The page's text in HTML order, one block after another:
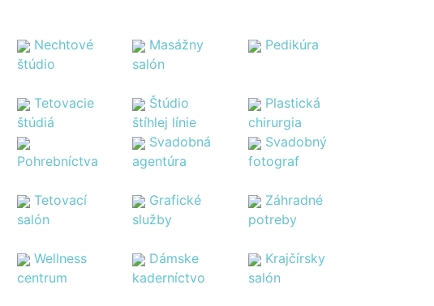
Nechtové
štúdio
Masážny
salón
Pedikúra
Tetovacie
štúdiá
Štúdio
štíhlej línie
Plastická
chirurgia
Pohrebníctva
Svadobná
agentúra
Svadobný
fotograf
Tetovací
salón
Grafické
služby
Záhradné
potreby
Wellness
centrum
Dámske
kaderníctvo
Krajčírsky
salón